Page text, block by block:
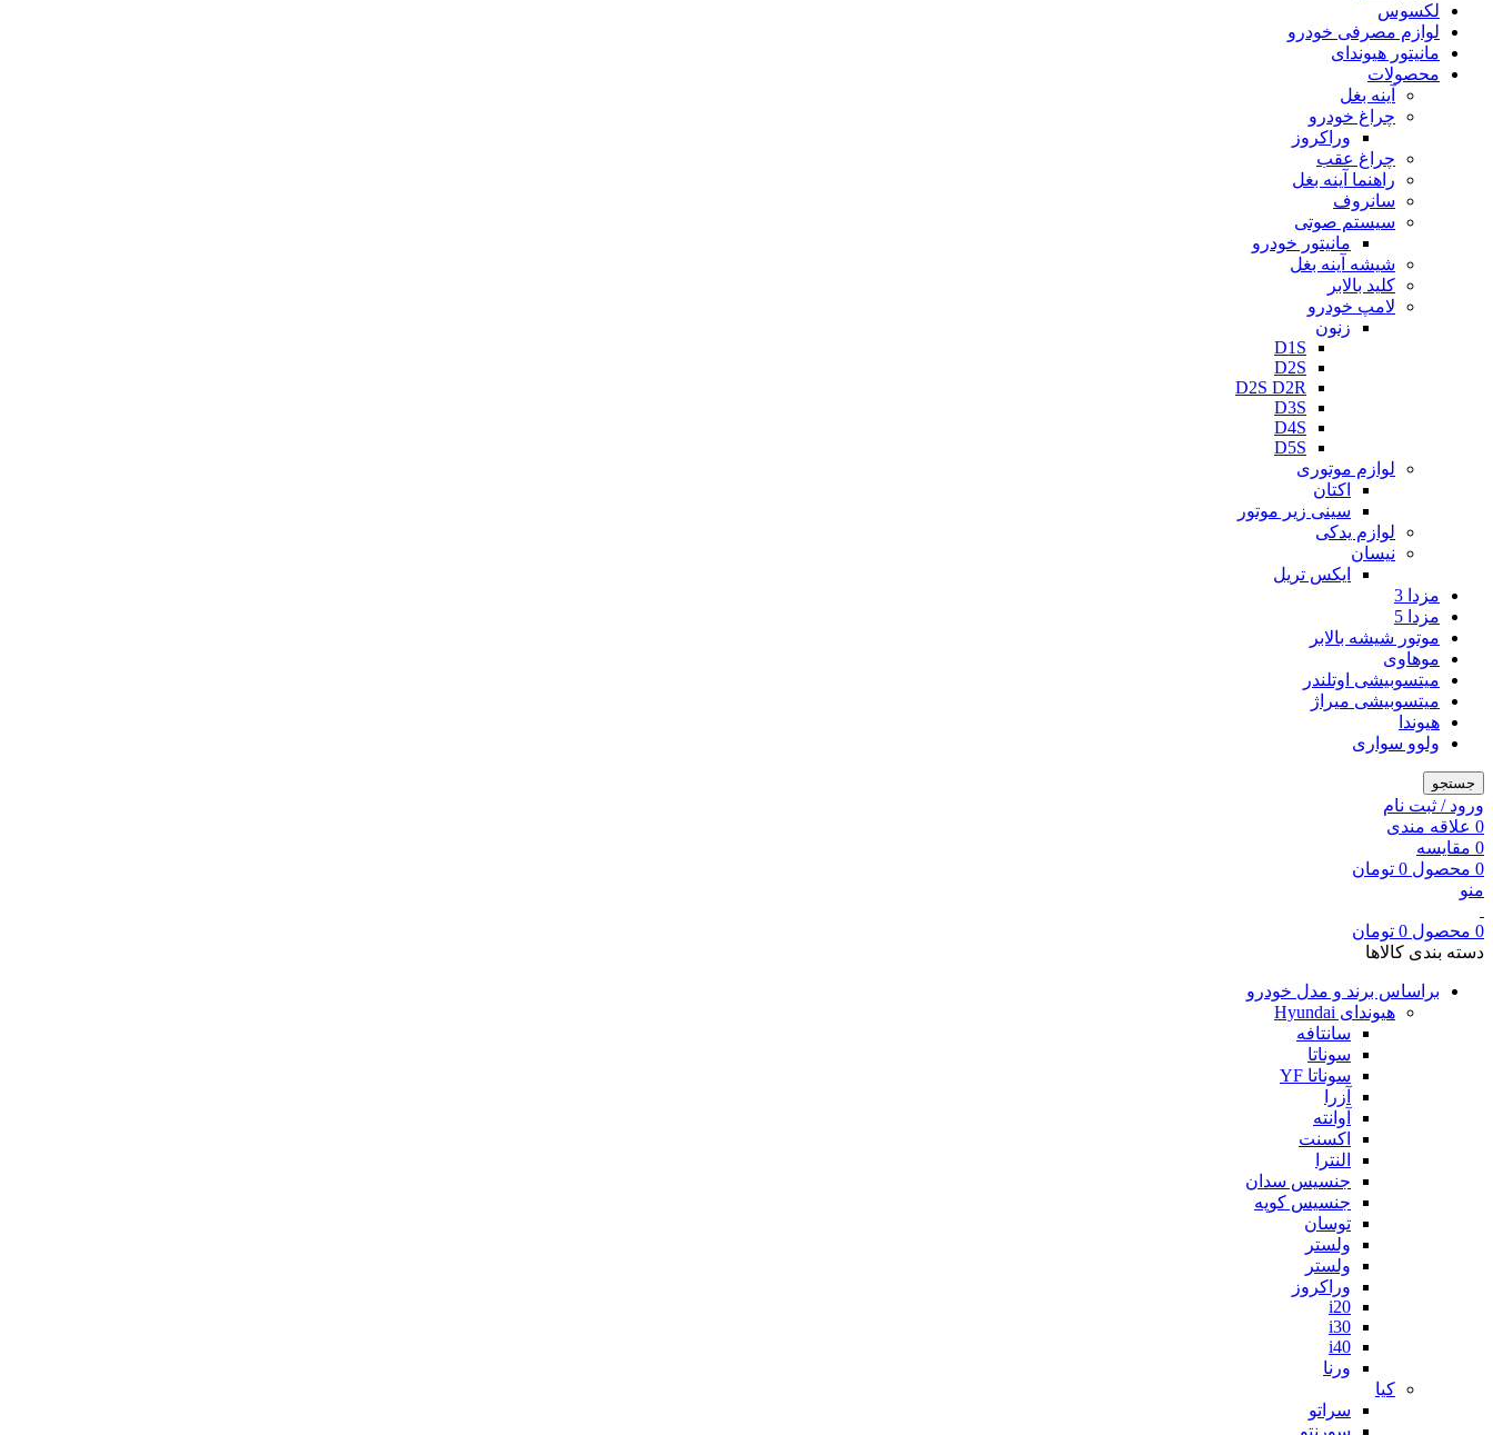
لکسوس
لوازم مصرفی خودرو
مانیتور هیوندای
محصولات
آینه بغل
چراغ خودرو
وراکروز
چراغ عقب
راهنما آینه بغل
سانروف
سیستم صوتی
مانیتور خودرو
شیشه آینه بغل
کلید بالابر
لامپ خودرو
زنون
D1S
D2S
D2S D2R
D3S
D4S
D5S
لوازم موتوری
اکتان
سینی زیر موتور
لوازم یدکی
نیسان
ایکس تریل
مزدا 3
مزدا 5
موتور شیشه بالابر
موهاوی
میتسوبیشی اوتلندر
میتسوبیشی میراژ
هیوندا
ولوو سواری
جستجو
ورود / ثبت نام
0 علاقه مندی
0 مقایسه
0 محصول 0 تومان
منو
0 محصول 0 تومان
دسته بندی کالاها
براساس برند و مدل خودرو
هیوندای Hyundai
سانتافه
سوناتا
سوناتا YF
آزرا
آوانته
اکسنت
النترا
جنسیس سدان
جنسیس کوپه
توسان
ولستر
ولستر
وراکروز
i20
i30
i40
ورنا
کیا
سراتو
سورنتو